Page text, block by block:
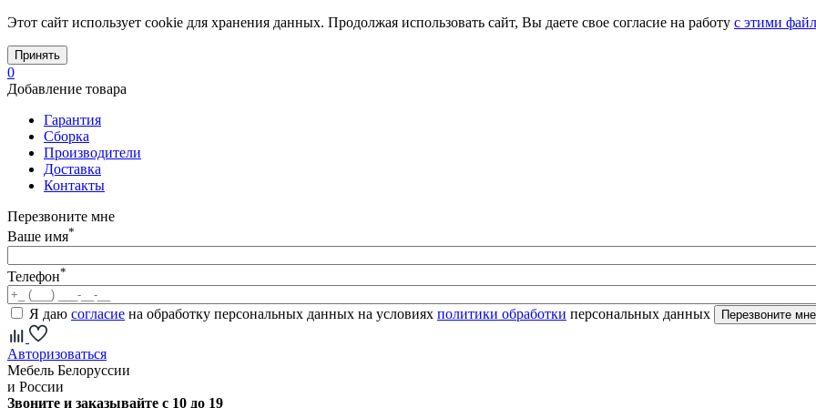
Этот сайт использует cookie для хранения данных. Продолжая использовать сайт, Вы даете свое согласие на работу с этими
Принять
0
Добавление товара
Гарантия
Сборка
Производители
Доставка
Контакты
Перезвоните мне
Ваше имя*
Телефон*
Я даю согласие на обработку персональных данных на условиях политики обработки персональных данных
Авторизоваться
Мебель Белоруссии
и России
Звоните и заказывайте с 10 до 19